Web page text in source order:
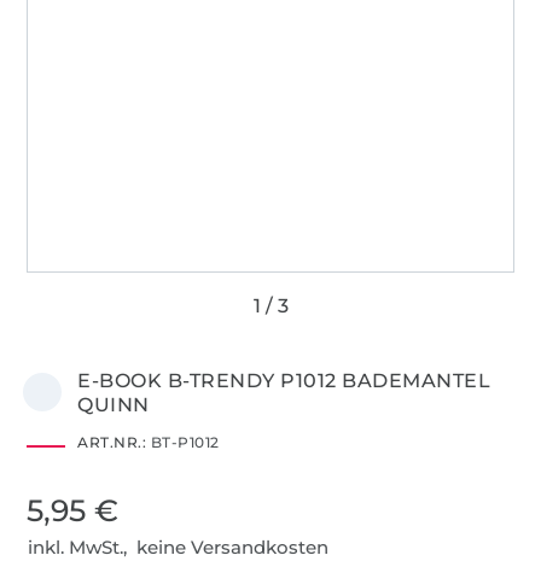
E-BOOK B-TRENDY P1012 BADEMANTEL
QUINN
ART.NR.: BT-P1012
5,95 €
inkl. MwSt., keine Versandkosten